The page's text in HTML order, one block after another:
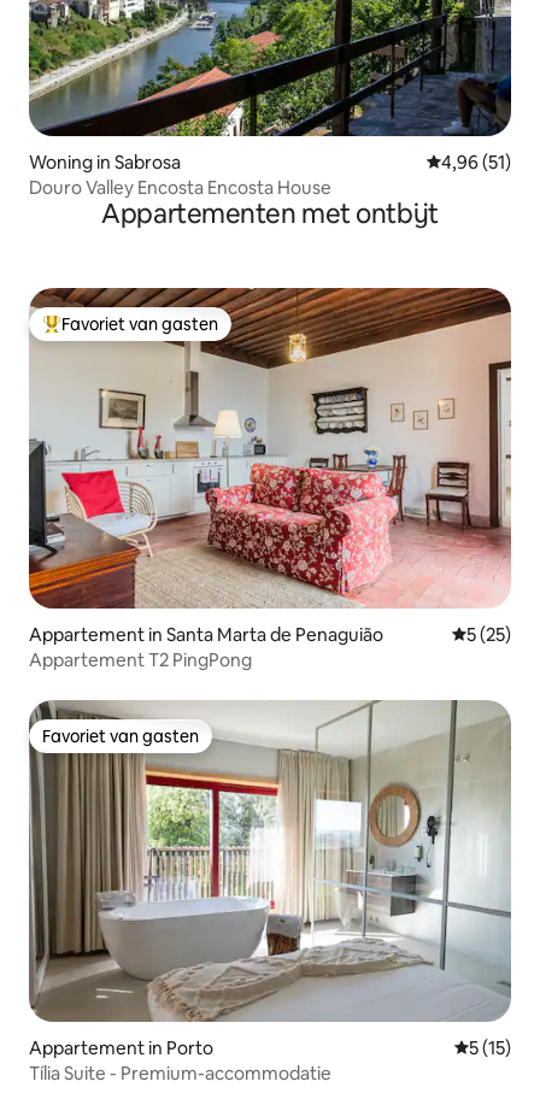
Woning in Sabrosa Gemiddelde
4,96 (51)
Douro Valley Encosta Encosta House
Appartementen met ontbijt
Topfavoriet van gasten
Favoriet van gasten
Appartement in Santa Marta de Penaguião
5 (25)
Appartement T2 PingPong
Favoriet van gasten
Favoriet van gasten
Appartement in Porto
5 (15)
Tília Suite - Premium-accommodatie